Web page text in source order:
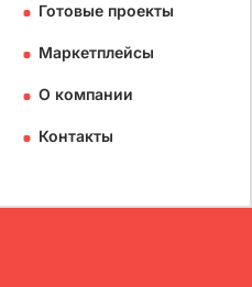
Готовые проекты
Маркетплейсы
О компании
Контакты